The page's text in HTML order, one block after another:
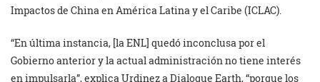
Impactos de China en América Latina y el Caribe (ICLAC).
“En última instancia, [la ENL] quedó inconclusa por el
Gobierno anterior y la actual administración no tiene interés
en impulsarla”, explica Urdinez a Dialogue Earth, “porque los